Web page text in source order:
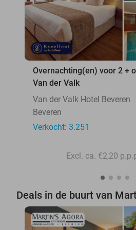
Overnachting(en) voor 2 +
Van der Valk
Van der Valk Hotel Beveren
Beveren
Verkocht: 3.251
Excl. ca. €2,20
Deals in de buurt van